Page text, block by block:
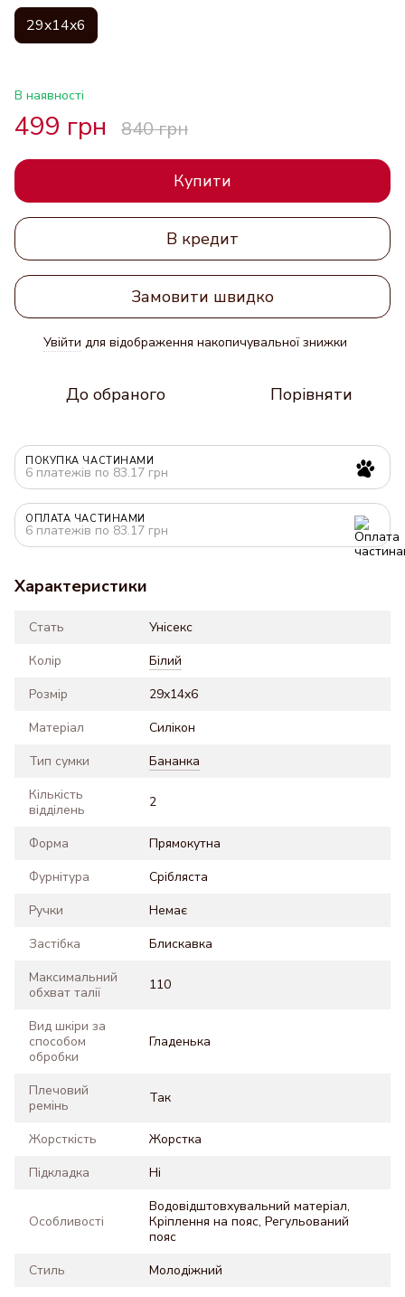
29x14x6
В наявності
499 грн 840 грн
Купити
В кредит
Замовити швидко
Увійти для відображення накопичувальної знижки
До обраного Порівняти
ПОКУПКА ЧАСТИНАМИ
6 платежів по 83.17 грн
ОПЛАТА ЧАСТИНАМИ
6 платежів по 83.17 грн
Характеристики
Стать
Унісекс
Колір
Білий
Розмір
29x14x6
Матеріал
Силікон
Тип сумки
Бананка
Кількість
відділень
2
Форма
Прямокутна
Фурнітура
Срібляста
Ручки
Немає
Застібка
Блискавка
Максимальний
обхват талії
110
Вид шкіри за
способом
обробки
Гладенька
Плечовий
ремінь
Так
Жорсткість
Жорстка
Підкладка
Ні
Особливості
Водовідштовхувальний матеріал,
Кріплення на пояс, Регульований
пояс
Стиль
Молодіжний